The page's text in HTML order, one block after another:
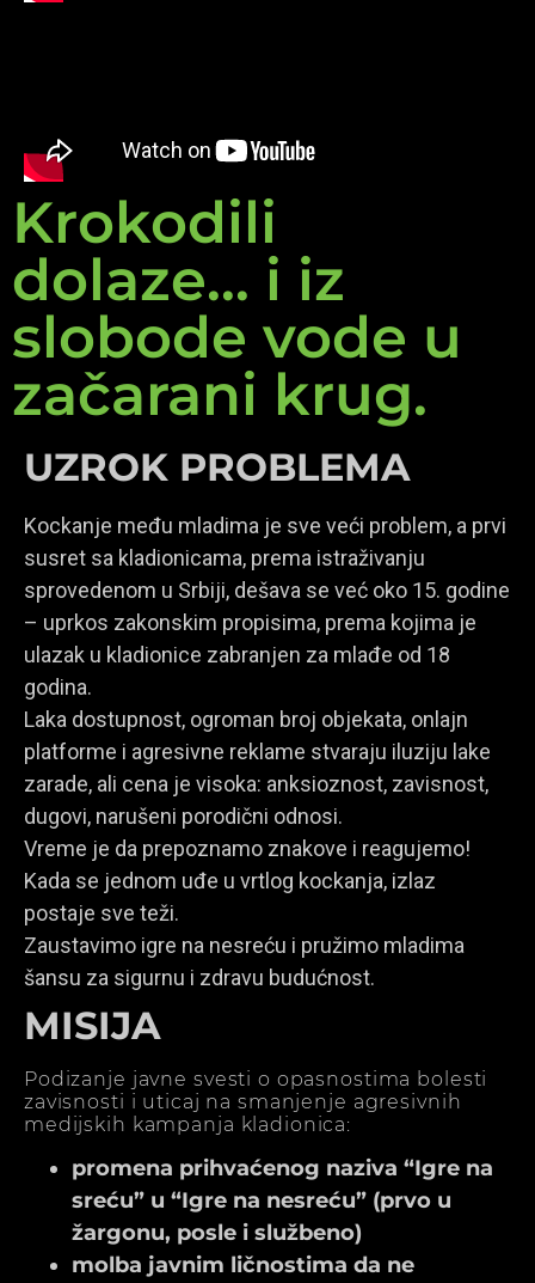
Krokodili
dolaze... i iz
slobode vode u
začarani krug.
UZROK PROBLEMA
Kockanje među mladima je sve veći problem, a prvi
susret sa kladionicama, prema istraživanju
sprovedenom u Srbiji, dešava se već oko 15. godine
– uprkos zakonskim propisima, prema kojima je
ulazak u kladionice zabranjen za mlađe od 18
godina.
Laka dostupnost, ogroman broj objekata, onlajn
platforme i agresivne reklame stvaraju iluziju lake
zarade, ali cena je visoka: anksioznost, zavisnost,
dugovi, narušeni porodični odnosi.
Vreme je da prepoznamo znakove i reagujemo!
Kada se jednom uđe u vrtlog kockanja, izlaz
postaje sve teži.
Zaustavimo igre na nesreću i pružimo mladima
šansu za sigurnu i zdravu budućnost.
MISIJA
Podizanje javne svesti o opasnostima bolesti
zavisnosti i uticaj na smanjenje agresivnih
medijskih kampanja kladionica:
promena prihvaćenog naziva “Igre na
sreću” u “Igre na nesreću” (prvo u
žargonu, posle i službeno)
molba javnim ličnostima da ne